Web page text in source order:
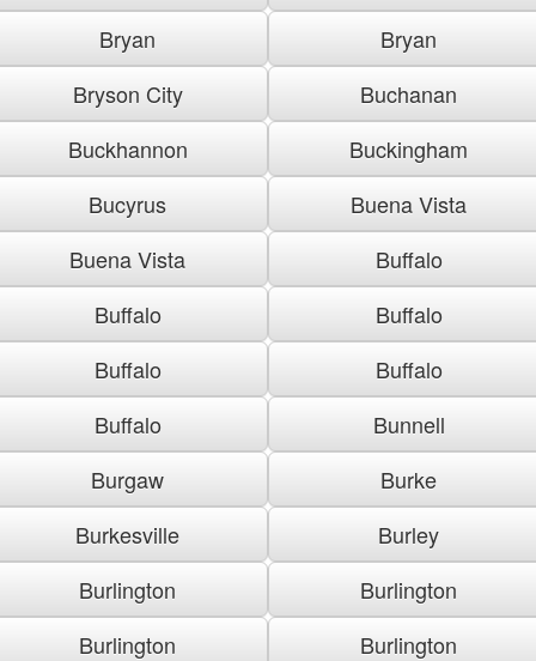
Bryan
Bryan
Bryson City
Buchanan
Buckhannon
Buckingham
Bucyrus
Buena Vista
Buena Vista
Buffalo
Buffalo
Buffalo
Buffalo
Buffalo
Buffalo
Bunnell
Burgaw
Burke
Burkesville
Burley
Burlington
Burlington
Burlington
Burlington